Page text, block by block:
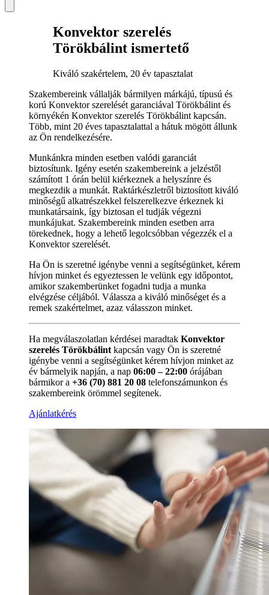
Konvektor szerelés
Törökbálint ismertető
Kiváló szakértelem, 20 év tapasztalat
Szakembereink vállalják bármilyen márkájú, típusú és
korú Konvektor szerelését garanciával Törökbálint és
környékén Konvektor szerelés Törökbálint kapcsán.
Több, mint 20 éves tapasztalattal a hátuk mögött állunk
az Ön rendelkezésére.
Munkánkra minden esetben valódi garanciát
biztosítunk. Igény esetén szakembereink a jelzéstől
számított 1 órán belül kiérkeznek a helyszínre és
megkezdik a munkát. Raktárkészletről biztosított kiváló
minőségű alkatrészekkel felszerelkezve érkeznek ki
munkatársaink, így biztosan el tudják végezni
munkájukat. Szakembereink minden esetben arra
törekednek, hogy a lehető legolcsóbban végezzék el a
Konvektor szerelését.
Ha Ön is szeretné igénybe venni a segítségünket, kérem
hívjon minket és egyeztessen le velünk egy időpontot,
amikor szakemberünket fogadni tudja a munka
elvégzése céljából. Válassza a kiváló minőséget és a
remek szakértelmet, azaz válasszon minket.
Ha megválaszolatlan kérdései maradtak Konvektor
szerelés Törökbálint kapcsán vagy Ön is szeretné
igénybe venni a segítségünket kérem hívjon minket az
év bármelyik napján, a nap 06:00 – 22:00 órájában
bármikor a +36 (70) 881 20 08 telefonszámunkon és
szakembereink örömmel segítenek.
Ajánlatkérés